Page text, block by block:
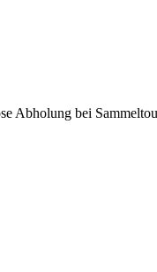
Abholung bei